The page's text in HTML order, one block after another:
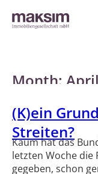
Month:
(K)ein
Streiten?
Kaum hat das
letzten Woche
gegeben, schon